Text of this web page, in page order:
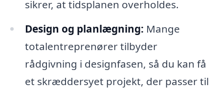
sikrer, at tidsplanen overholdes.
Design og planlægning: Mange
totalentreprenører tilbyder
rådgivning i designfasen, så du kan få
et skræddersyet projekt, der passer til